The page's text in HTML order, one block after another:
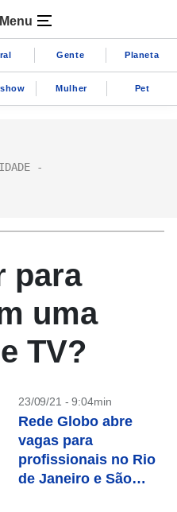
Menu
Gente Planeta
Mulher Pet
para
uma
TV?
23/09/21 - 9:04min
Rede Globo abre
vagas para
profissionais no Rio
de Janeiro e São